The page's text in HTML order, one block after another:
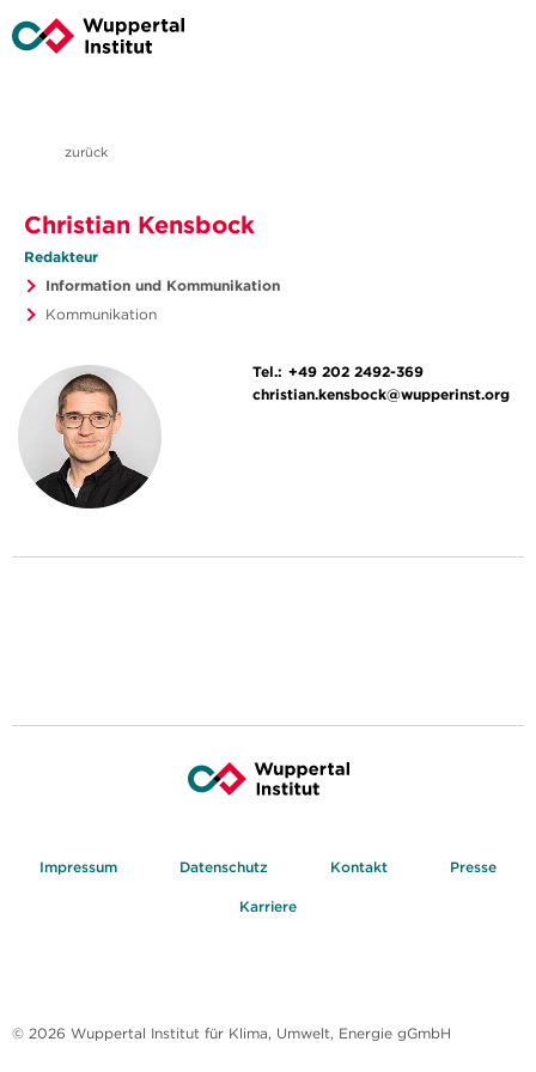
zurück
Christian Kensbock
Redakteur
Information und Kommunikation
Kommunikation
Tel.: +49 202 2492-369
christian.kensbock@wupperinst.org
Impressum Datenschutz Kontakt Presse
Karriere
© 2026 Wuppertal Institut für Klima, Umwelt, Energie gGmbH